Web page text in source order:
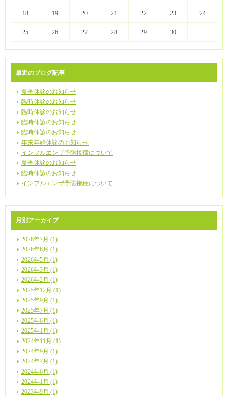
18 19 20 21 22 23 24
25 26 27 28 29 30
最近のブログ記事
夏季休診のお知らせ
臨時休診のお知らせ
臨時休診のお知らせ
臨時休診のお知らせ
臨時休診のお知らせ
年末年始休診のお知らせ
インフルエンザ予防接種について
夏季休診のお知らせ
臨時休診のお知らせ
インフルエンザ予防接種について
月別アーカイブ
2026年7月 (1)
2026年6月 (1)
2026年5月 (1)
2026年3月 (1)
2026年2月 (1)
2025年12月 (1)
2025年9月 (1)
2025年7月 (1)
2025年6月 (1)
2025年1月 (1)
2024年11月 (1)
2024年9月 (1)
2024年7月 (1)
2024年6月 (1)
2024年1月 (1)
2023年9月 (1)